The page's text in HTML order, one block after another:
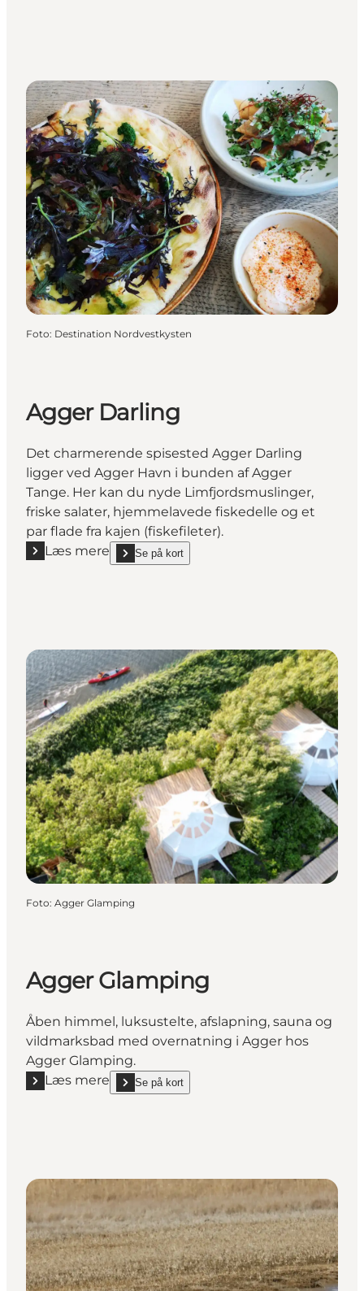
Foto: Destination Nordvestkysten
Agger Darling
Det charmerende spisested Agger Darling
ligger ved Agger Havn i bunden af Agger
Tange. Her kan du nyde Limfjordsmuslinger,
friske salater, hjemmelavede fiskedelle og et
par flade fra kajen (fiskefileter).
Læs mere
Læs mere "Agger Darling"
Se på kort
show Agger Darling on_map
Foto: Agger Glamping
Agger Glamping
Åben himmel, luksustelte, afslapning, sauna og
vildmarksbad med overnatning i Agger hos
Agger Glamping.
Læs mere
Læs mere "Agger Glamping"
Se på kort
show Agger Glamping on_map